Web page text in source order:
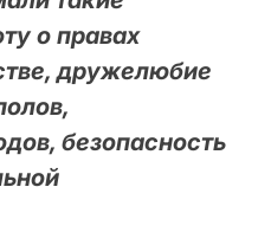
о правах
дружелюбие
безопасность